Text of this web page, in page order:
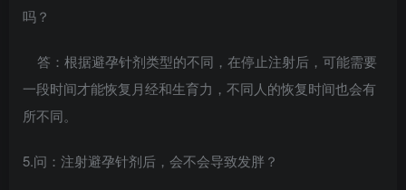
吗？
答：根据避孕针剂类型的不同，在停止注射后，可能需要
一段时间才能恢复月经和生育力，不同人的恢复时间也会有
所不同。
5.问：注射避孕针剂后，会不会导致发胖？